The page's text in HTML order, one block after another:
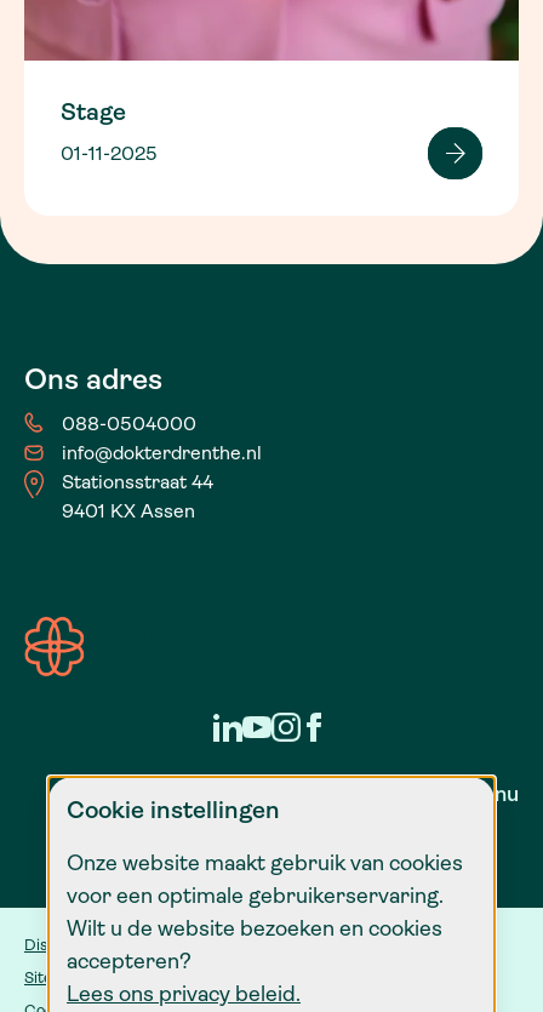
Cookie instellingen
Onze website maakt gebruik van cookies
voor een optimale gebruikerservaring.
Wilt u de website bezoeken en cookies
accepteren?
Lees ons privacy beleid.
Stage
01-11-2025
Ons adres
088-0504000
info@dokterdrenthe.nl
Stationsstraat 44
9401 KX Assen
Zorg voor nu
Disclaimer
Sitemap